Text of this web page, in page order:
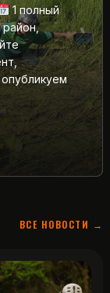
1 полный
ВСЕ НОВОСТИ →